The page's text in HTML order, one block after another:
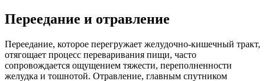
Переедание и отравление
Переедание, которое перегружает желудочно-кишечный тракт,
отягощает процесс переваривания пищи, часто
сопровождается ощущением тяжести, переполненности
желудка и тошнотой. Отравление, главным спутником